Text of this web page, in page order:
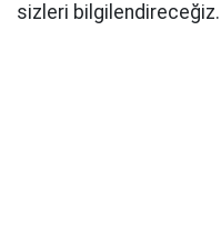
sizleri bilgilendireceğiz.